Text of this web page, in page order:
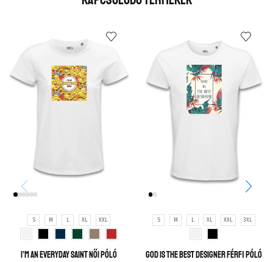
S M L XL XXL
I’m an everyday saint női póló
S M L XL XXL 3XL
God is the best designer férfi póló